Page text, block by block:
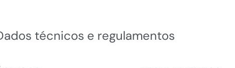
técnicos e regulamentos